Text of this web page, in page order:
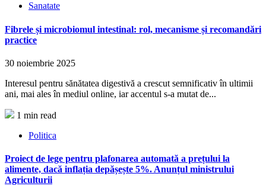
Sanatate
Fibrele și microbiomul intestinal: rol, mecanisme și recomandări
practice
30 noiembrie 2025
Interesul pentru sănătatea digestivă a crescut semnificativ în ultimii
ani, mai ales în mediul online, iar accentul s-a mutat de...
1 min read
Politica
Proiect de lege pentru plafonarea automată a prețului la
alimente, dacă inflația depășește 5%. Anunțul ministrului
Agriculturii